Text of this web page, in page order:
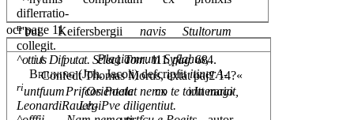
diflerratio-
n'bui Keifersbergii navis Stultorum
collegit.
^ottius Difputat. Selecl. Tom.111.pag.684.
Briuning(Joh. Jacoli) defcripfititinerA-
riuntfuum Orientalecx irinerario
LeonardiRaueh-
ocr page 11
t
Plagiamrum Syflahus,
Confedt Thomas Morus, extat paj£ 14?«
Prifcos Poetat nemo te toJtt magit,
LegiPve diligentiut.